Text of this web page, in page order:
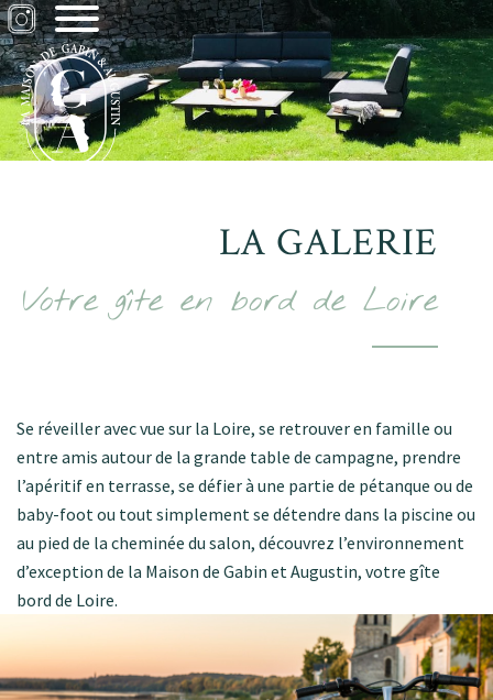
LA GALERIE
Votre gîte en bord de Loire
Se réveiller avec vue sur la Loire, se retrouver en famille ou
entre amis autour de la grande table de campagne, prendre
l’apéritif en terrasse, se défier à une partie de pétanque ou de
baby-foot ou tout simplement se détendre dans la piscine ou
au pied de la cheminée du salon, découvrez l’environnement
d’exception de la Maison de Gabin et Augustin, votre gîte
bord de Loire.